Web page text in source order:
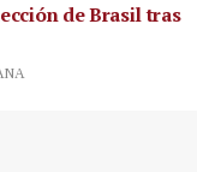
de Brasil tras